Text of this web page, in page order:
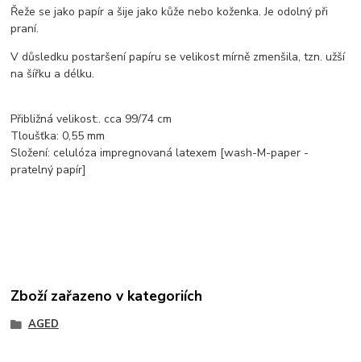
Řeže se jako papír a šije jako kůže nebo koženka. Je odolný při
praní.
V důsledku postaršení papíru se velikost mírně zmenšila, tzn. užší
na šířku a délku.
Přibližná velikost:. cca 99/74 cm
Tloušťka: 0,55 mm
Složení: celulóza impregnovaná latexem [wash-M-paper -
pratelný papír]
Zboží zařazeno v kategoriích
AGED